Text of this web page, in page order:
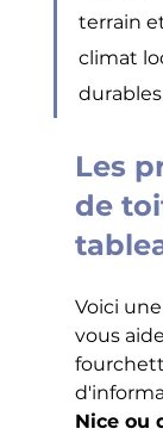
terrain
climat
Les
de
Voici
vous
Nice ou